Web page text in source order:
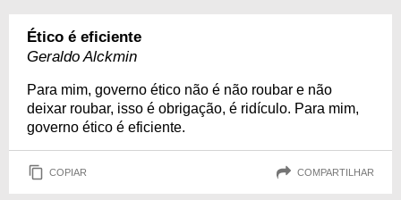
Ético é eficiente
Geraldo Alckmin
Para mim, governo ético não é não roubar e não
deixar roubar, isso é obrigação, é ridículo. Para mim,
governo ético é eficiente.
COPIAR COMPARTILHAR